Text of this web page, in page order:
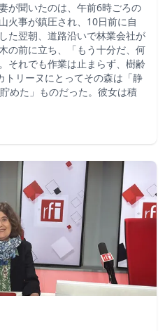
が聞いたのは、午前6時ごろの
火事が鎮圧され、10日前に自
た翌朝、道路沿いで林業会社が
の前に立ち、「もう十分だ、何
それでも作業は止まらず、樹齢
トリーヌにとってその森は「静
めた」ものだった。彼女は積